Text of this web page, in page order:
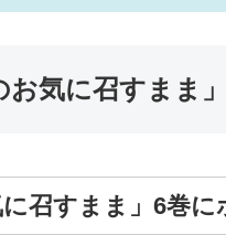
お気に召すまま
に召すまま」6巻